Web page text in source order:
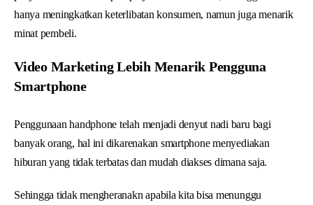
hanya meningkatkan keterlibatan konsumen, namun juga menarik
minat pembeli.
Video Marketing Lebih Menarik Pengguna
Smartphone
Penggunaan handphone telah menjadi denyut nadi baru bagi
banyak orang, hal ini dikarenakan smartphone menyediakan
hiburan yang tidak terbatas dan mudah diakses dimana saja.
Sehingga tidak mengheranakn apabila kita bisa menunggu